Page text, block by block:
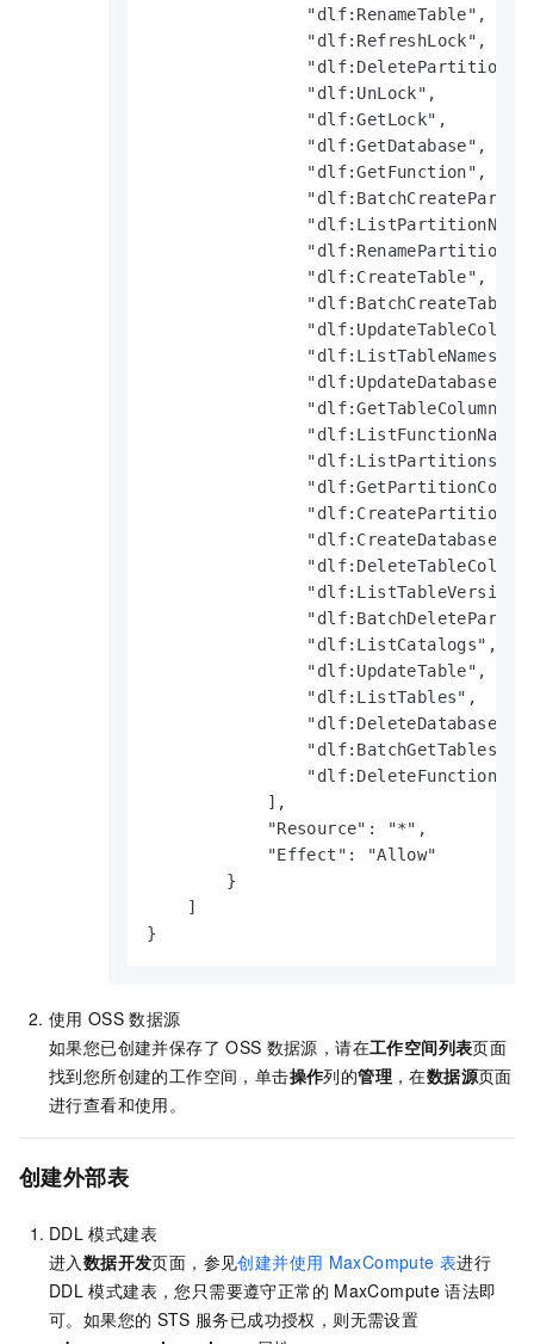
                "dlf:RenameTable",
                "dlf:RefreshLock",
                "dlf:DeletePartition",
                "dlf:UnLock",
                "dlf:GetLock",
                "dlf:GetDatabase",
                "dlf:GetFunction",
                "dlf:RenamePartition",
                "dlf:CreateTable",
                "dlf:ListTableNames",
                "dlf:UpdateDatabase",
                "dlf:CreatePartition",
                "dlf:CreateDatabase",
                "dlf:ListCatalogs",
                "dlf:UpdateTable",
                "dlf:ListTables",
                "dlf:DeleteDatabase",
                "dlf:BatchGetTables",
                "dlf:DeleteFunction"
            ],
            "Resource": "*",
            "Effect": "Allow"
        }
    ]
}
使用 OSS 数据源
如果您已创建并保存了 OSS 数据源，请在工作空间列表页面
找到您所创建的工作空间，单击操作列的管理 ，在数据源页面
进行查看和使用。
创建外部表
DDL 模式建表
进入 数据开发页面，参见创建并使用 MaxCompute 表进行
DDL 模式建表，您只需要遵守正常的 MaxCompute 语法即
可。如果您的 STS 服务已成功授权，则无需设置